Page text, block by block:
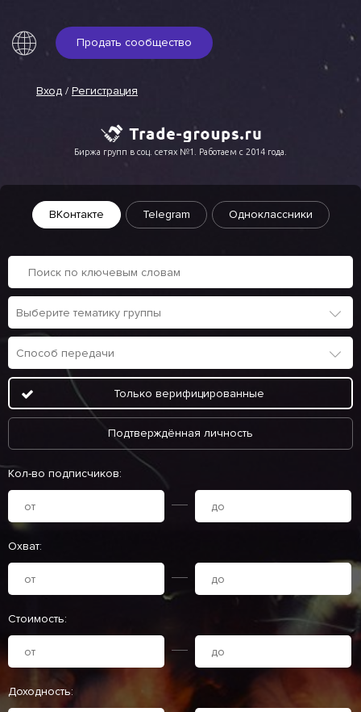
Продать сообщество
Вход / Регистрация
Биржа групп в соц. сетях №1. Работаем с 2014 года.
ВКонтакте Telegram Одноклассники
Только верифицированные
Подтверждённая личность
Кол-во подписчиков:
Охват:
Стоимость:
Доходность: